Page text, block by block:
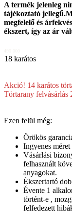
A termék jelenleg
tájékoztató
megfelelő és
ékszert, így az ár
18 karátos
Akció! 14 karátos
Törtarany felvásárlás
Ezen felül még:
Örökös
Ingyenes méret
Vásárlási
felhasznált
anyagokat.
Ékszertartó
Évente 1
történt-e ,
felfedezett